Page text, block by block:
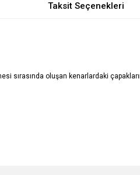
Taksit Seçenekleri
oluşan kenarlardaki çapakların